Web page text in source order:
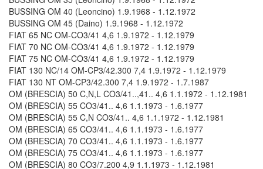
BUSSING OM 40 (Leoncino) 1.9.1968 - 1.12.1972
BUSSING OM 45 (Daino) 1.9.1968 - 1.12.1972
FIAT 65 NC OM-CO3/41 4,6 1.9.1972 - 1.12.1979
FIAT 70 NC OM-CO3/41 4,6 1.9.1972 - 1.12.1979
FIAT 75 NC OM-CO3/41 4,6 1.9.1972 - 1.12.1979
FIAT 130 NC/14 OM-CP3/42.300 7,4 1.9.1972 - 1.12.1979
FIAT 130 NT OM-CP3/42.300 7,4 1.9.1972 - 1.7.1987
OM (BRESCIA) 50 C,N,L CO3/41..,41.. 4,6 1.1.1972 - 1.12.1981
OM (BRESCIA) 55 CO3/41.. 4,6 1.1.1973 - 1.6.1977
OM (BRESCIA) 55 C,N CO3/41.. 4,6 1.1.1972 - 1.12.1981
OM (BRESCIA) 65 CO3/41.. 4,6 1.1.1973 - 1.6.1977
OM (BRESCIA) 70 CO3/41.. 4,6 1.1.1973 - 1.6.1977
OM (BRESCIA) 75 CO3/41.. 4,6 1.1.1973 - 1.6.1977
OM (BRESCIA) 80 CO3/7.200 4,9 1.1.1973 - 1.12.1981